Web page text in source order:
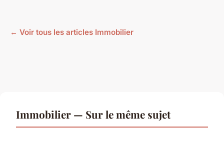
← Voir tous les articles Immobilier
Immobilier — Sur le même sujet